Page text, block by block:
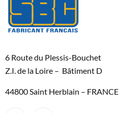
6 Route du Plessis-Bouchet
Z.I. de la Loire – Bâtiment D
44800 Saint Herblain – FRANCE